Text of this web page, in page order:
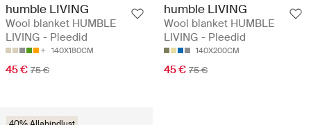
humble LIVING
Wool blanket HUMBLE
LIVING - Pleedid
140X180CM
45 € 75 €
humble LIVING
Wool blanket HUMBLE
LIVING - Pleedid
140X200CM
45 € 75 €